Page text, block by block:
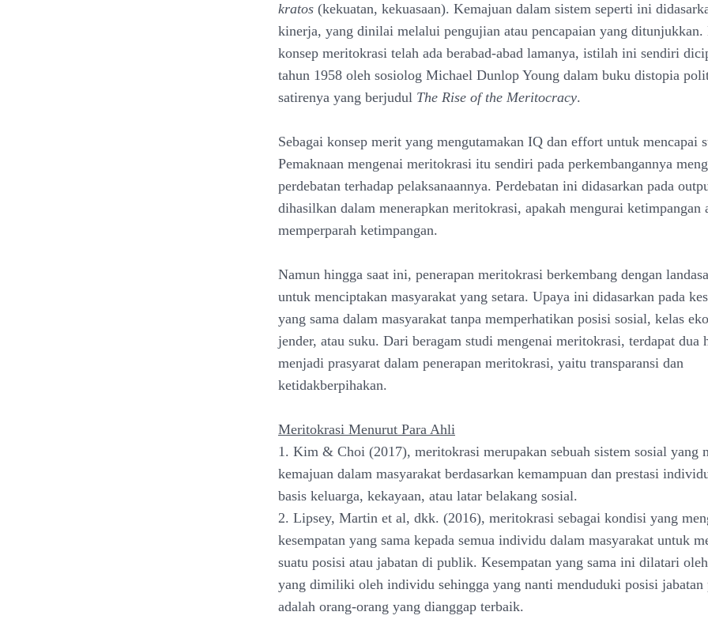
kratos (kekuatan, kekuasaan). Kemajuan dalam sistem seperti ini
kinerja, yang dinilai melalui pengujian atau pencapaian yang ditunjukkan.
konsep meritokrasi telah ada berabad-abad lamanya, istilah ini sendiri
tahun 1958 oleh sosiolog Michael Dunlop Young dalam buku distopia
satirenya yang berjudul The Rise of the Meritocracy.
Sebagai konsep merit yang mengutamakan IQ dan effort untuk mencapai
Pemaknaan mengenai meritokrasi itu sendiri pada perkembangannya
perdebatan terhadap pelaksanaannya. Perdebatan ini didasarkan pada
dihasilkan dalam menerapkan meritokrasi, apakah mengurai ketimpangan
memperparah ketimpangan.
Namun hingga saat ini, penerapan meritokrasi berkembang dengan
untuk menciptakan masyarakat yang setara. Upaya ini didasarkan pada
yang sama dalam masyarakat tanpa memperhatikan posisi sosial, kelas
jender, atau suku. Dari beragam studi mengenai meritokrasi, terdapat dua
menjadi prasyarat dalam penerapan meritokrasi, yaitu transparansi dan
ketidakberpihakan.
Meritokrasi Menurut Para Ahli
1. Kim & Choi (2017), meritokrasi merupakan sebuah sistem sosial yang
kemajuan dalam masyarakat berdasarkan kemampuan dan prestasi
basis keluarga, kekayaan, atau latar belakang sosial.
2. Lipsey, Martin et al, dkk. (2016), meritokrasi sebagai kondisi yang
kesempatan yang sama kepada semua individu dalam masyarakat untuk
suatu posisi atau jabatan di publik. Kesempatan yang sama ini dilatari
yang dimiliki oleh individu sehingga yang nanti menduduki posisi
adalah orang-orang yang dianggap terbaik.